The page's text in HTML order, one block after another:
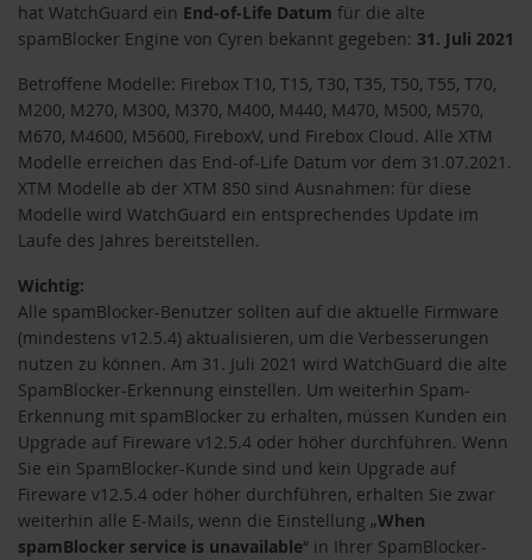
hat WatchGuard ein End-of-Life Datum für die alte
spamBlocker Engine von Cyren bekannt gegeben: 31. Juli 2021
Betroffene Modelle: Firebox T10, T15, T30, T35, T50, T55, T70,
M200, M270, M300, M370, M400, M440, M470, M500, M570,
M670, M4600, M5600, FireboxV, und Firebox Cloud. Alle XTM
Modelle erreichen das End-of-Life Datum vor dem 31.07.2021.
XTM Modelle ab der XTM 850 sind Ausnahmen: für diese
Modelle wird WatchGuard ein entsprechendes Update im
Laufe des Jahres bereitstellen.
Wichtig:
Alle spamBlocker-Benutzer sollten auf die aktuelle Firmware
(mindestens v12.5.4) aktualisieren, um die Verbesserungen
nutzen zu können. Am 31. Juli 2021 wird WatchGuard die alte
SpamBlocker-Erkennung einstellen. Um weiterhin Spam-
Erkennung mit spamBlocker zu erhalten, müssen Kunden ein
Upgrade auf Fireware v12.5.4 oder höher durchführen. Wenn
Sie ein SpamBlocker-Kunde sind und kein Upgrade auf
Fireware v12.5.4 oder höher durchführen, erhalten Sie zwar
weiterhin alle E-Mails, wenn die Einstellung „When
spamBlocker service is unavailable“ in Ihrer SpamBlocker-